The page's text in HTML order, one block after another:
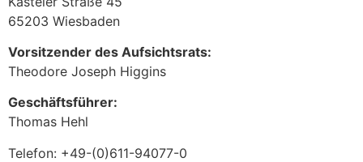
65203 Wiesbaden
Vorsitzender des Aufsichtsrats:
Theodore Joseph Higgins
Geschäftsführer:
Thomas Hehl
Telefon: +49-(0)611-94077-0